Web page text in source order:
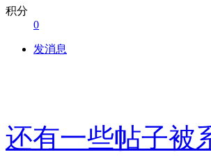
积分
0
发消息
还有一些帖子被